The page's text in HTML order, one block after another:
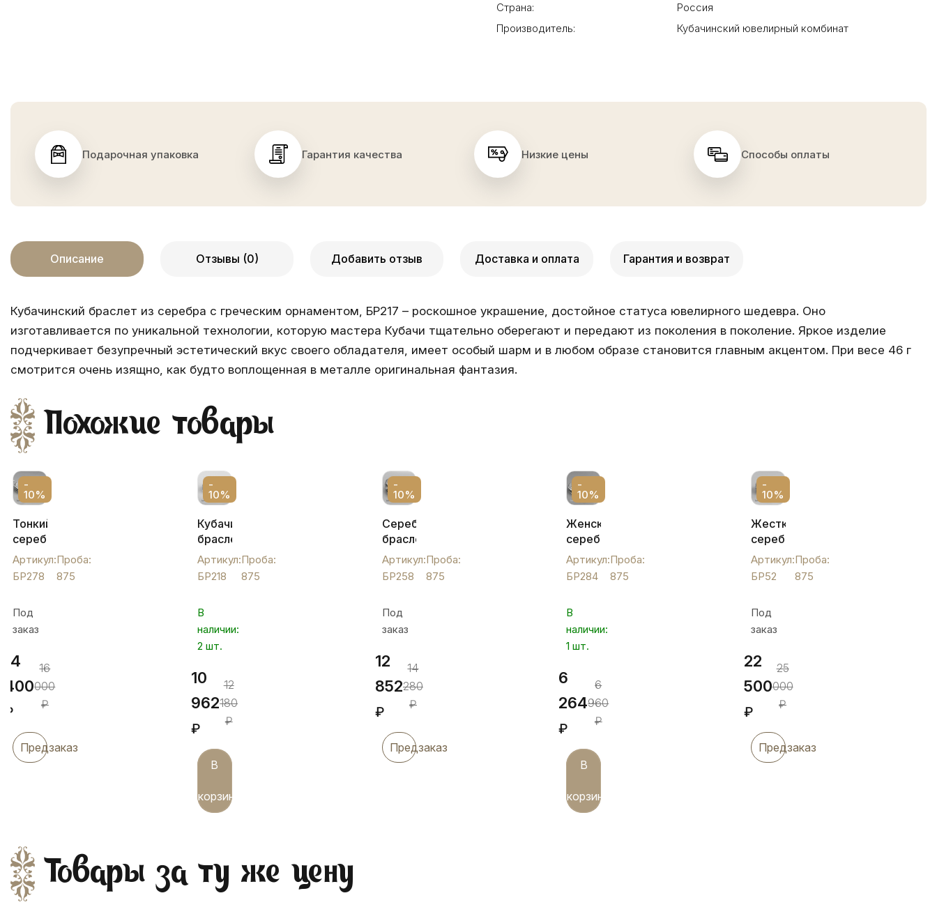
Страна:
Россия
Производитель:
Кубачинский ювелирный комбинат
Подарочная упаковка Гарантия качества Низкие цены Способы оплаты
Описание Отзывы (0) Добавить отзыв Доставка и оплата Гарантия и возврат
Кубачинский браслет из серебра с греческим орнаментом, БР217 – роскошное украшение, достойное статуса ювелирного шедевра. Оно
изготавливается по уникальной технологии, которую мастера Кубачи тщательно оберегают и передают из поколения в поколение. Яркое изделие
подчеркивает безупречный эстетический вкус своего обладателя, имеет особый шарм и в любом образе становится главным акцентом. При весе 46 г
смотрится очень изящно, как будто воплощенная в металле оригинальная фантазия.
Похожие товары
-
10%
Тонкий
серебряный
браслет
"Ясный",
БР278
Артикул:
БР278
Проба:
875
Под
заказ
14
400
₽
16
000
₽
Предзаказ
-
10%
Кубачинский
браслет
из
серебра
с
черни,
БР218
Артикул:
БР218
Проба:
875
В
наличии:
2 шт.
10
962
₽
12
180
₽
В
корзину
-
10%
Серебряный
браслет
"Цветок",
БР258
Артикул:
БР258
Проба:
875
Под
заказ
12
852
₽
14
280
₽
Предзаказ
-
10%
Женский
серебряный
браслет
"Афина",
БР284
Артикул:
БР284
Проба:
875
В
наличии:
1 шт.
6
264
₽
6
960
₽
В
корзину
-
10%
Жесткий
серебряный
браслет
с
орнаментом,
Артикул:
БР52
Проба:
875
Под
заказ
22
500
₽
25
000
₽
Предзаказ
Товары за ту же цену